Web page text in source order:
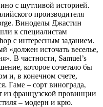
с шутливой историей.
производителя
Виноделы Джастин
к специалистам
с интересным заданием.
«должен источать веселье,
В частности, Samuel’s
которое сочетало бы
и, в конечном счете,
Гаме – сорт винограда,
из французской провинции
– модерн и крю.